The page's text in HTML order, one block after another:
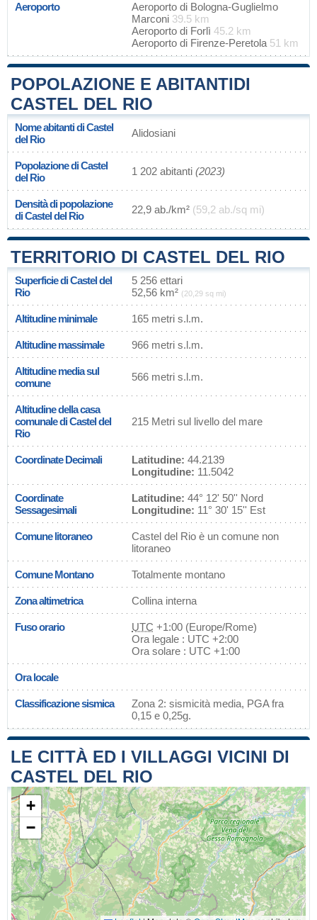
Aeroporto
Aeroporto di Bologna-Guglielmo
Marconi 39.5 km
Aeroporto di Forlì 45.2 km
Aeroporto di Firenze-Peretola 51 km
POPOLAZIONE E ABITANTIDI
CASTEL DEL RIO
Nome abitanti di Castel
del Rio
Alidosiani
Popolazione di Castel
del Rio
1 202 abitanti (2023)
Densità di popolazione
di Castel del Rio
22,9 ab./km² (59,2 ab./sq mi)
TERRITORIO DI CASTEL DEL RIO
Superficie di Castel del
Rio
5 256 ettari
52,56 km² (20,29 sq mi)
Altitudine minimale 165 metri s.l.m.
Altitudine massimale 966 metri s.l.m.
Altitudine media sul
comune
566 metri s.l.m.
Altitudine della casa
comunale di Castel del
Rio
215 Metri sul livello del mare
Coordinate Decimali Latitudine: 44.2139
Longitudine: 11.5042
Coordinate
Sessagesimali
Latitudine: 44° 12' 50'' Nord
Longitudine: 11° 30' 15'' Est
Comune litoraneo
Castel del Rio è un comune non
litoraneo
Comune Montano Totalmente montano
Zona altimetrica Collina interna
Fuso orario UTC +1:00 (Europe/Rome)
Ora legale : UTC +2:00
Ora solare : UTC +1:00
Ora locale
Classificazione sismica
Zona 2: sismicità media, PGA fra
0,15 e 0,25g.
LE CITTÀ ED I VILLAGGI VICINI DI
CASTEL DEL RIO
+
−